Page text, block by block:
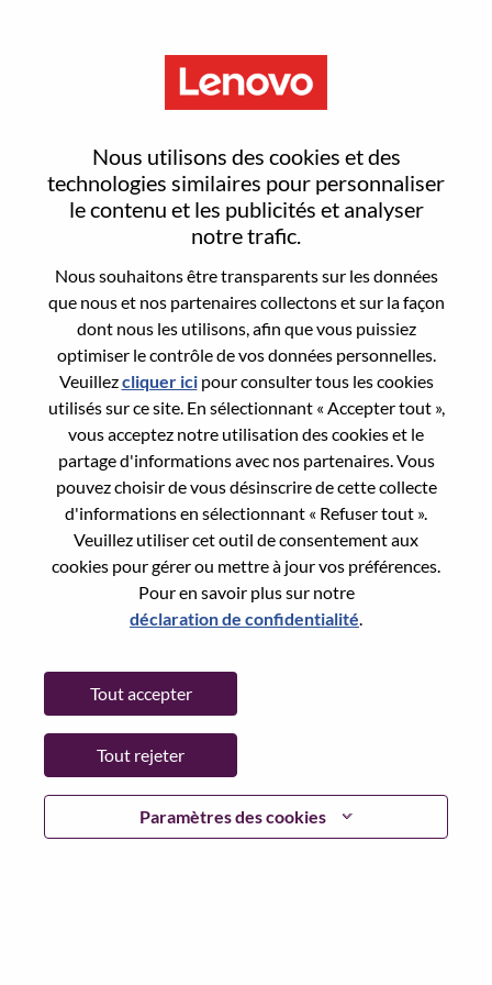
Nous utilisons des cookies et des
technologies similaires pour personnaliser
le contenu et les publicités et analyser
notre trafic.
Nous souhaitons être transparents sur les données
que nous et nos partenaires collectons et sur la façon
dont nous les utilisons, afin que vous puissiez
optimiser le contrôle de vos données personnelles.
Veuillezcliquer icipour consulter tous les cookies
utilisés sur ce site. En sélectionnant « Accepter tout »,
vous acceptez notre utilisation des cookies et le
partage d'informations avec nos partenaires. Vous
pouvez choisir de vous désinscrire de cette collecte
d'informations en sélectionnant « Refuser tout ».
Veuillez utiliser cet outil de consentement aux
cookies pour gérer ou mettre à jour vos préférences.
Pour en savoir plus sur notre
déclaration de confidentialité.
Paramètres des cookies
Tout accepter
Tout rejeter
Reset password
Are you sure you want to reset your
Enter the email address associated with your
account, then click "Continue".
We will email you a link to reset your
password.
Reset password with your e-mail
E-mail*
Continue
Go Back